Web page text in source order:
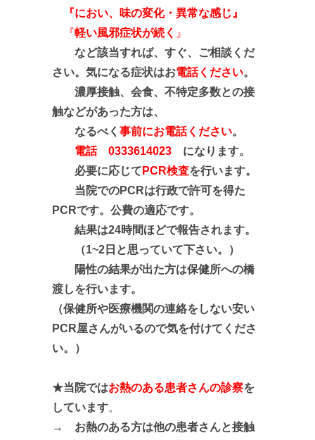
『におい、味の変化・異常な感じ』
『軽い風邪症状が続く 』
など該当すれば、すぐ、ご相談くだ
さい。気になる症状はお電話ください。
濃厚接触、会食、不特定多数との接
触などがあった方は、
なるべく 事前にお電話ください。
電話 0333614023 になります。
必要に応じて PCR検査を行います。
当院でのPCRは行政で許可を得た
PCRです。公費の適応です。
結果は24時間ほどで報告されます。
（1~2日と思っていて下さい。）
陽性の結果が出た方は保健所への橋
渡しを行います。
（保健所や医療機関の連絡をしない安い
PCR屋さんがいるので気を付けてくださ
い。）
★当院ではお熱のある患者さんの診察を
しています。
→ お熱のある方は他の患者さんと接触